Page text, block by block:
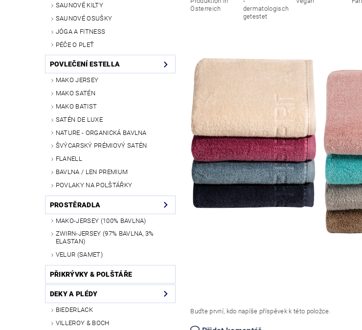
SAUNOVÉ KILTY
SAUNOVÉ OSUŠKY
JÓGA A FITNESS
PÉČE O PLEŤ
POVLEČENÍ ESTELLA
MAKO JERSEY
MAKO SATÉN
MAKO BATIST
SATÉN DE LUXE
NATURE - ORGANICKÁ BAVLNA
ŠVÝCARSKÝ PRÉMIOVÝ SATÉN
FLANELL
BAVLNA / LEN PREMIUM
POVLAKY NA POLŠTÁŘKY
PROSTĚRADLA
MAKO-JERSEY (100% BAVLNA)
ZWIRN-JERSEY (97% BAVLNA, 3%
ELASTAN)
VELUR (SAMET)
PŘIKRÝVKY & POLŠTÁŘE
DEKY A PLÉDY
BIEDERLACK
VILLEROY & BOCH
Buďte první, kdo napíše příspěvek k této položce.